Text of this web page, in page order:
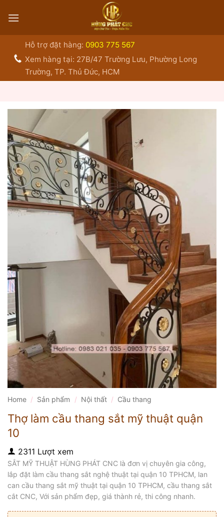
qua
Hỗ trợ đặt hàng: 0903 775 567
Xem hàng tại: 27B/47 Trường Lưu, Phường Long
Trường, TP. Thủ Đức, HCM
Home / Sản phẩm / Nội thất / Cầu thang
Thợ làm cầu thang sắt mỹ thuật quận
10
2311 Lượt xem
SẮT MỸ THUẬT HÙNG PHÁT CNC là đơn vị chuyên gia công,
lắp đặt làm cầu thang sắt nghệ thuật tại quận 10 TPHCM, lan
can cầu thang sắt mỹ thuật tại quận 10 TPHCM, cầu thang sắt
cắt CNC, Với sản phẩm đẹp, giá thành rẻ, thi công nhanh.